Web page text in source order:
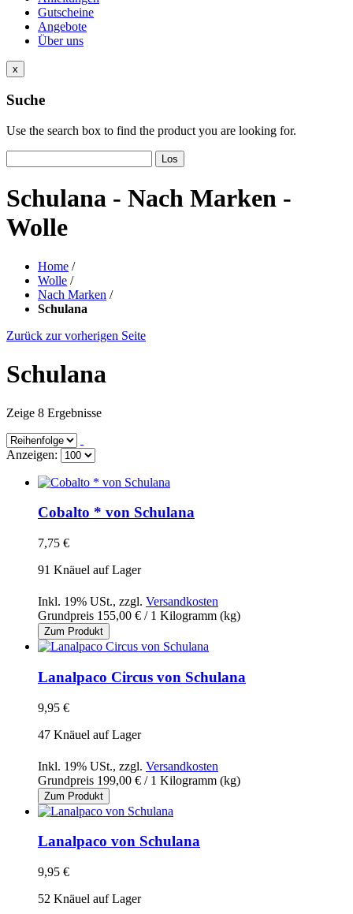
Gutscheine
Angebote
Über uns
x
Suche
Use the search box to find the product you are looking for.
Los
Schulana - Nach Marken -
Wolle
Home /
Wolle /
Nach Marken /
Schulana
Zurück zur vorherigen Seite
Schulana
Zeige 8 Ergebnisse
Anzeigen:
Cobalto * von Schulana
7,75 €
91 Knäuel auf Lager
Inkl. 19% USt., zzgl. Versandkosten
Grundpreis 155,00 € / 1 Kilogramm (kg)
Zum Produkt
Lanalpaco Circus von Schulana
9,95 €
47 Knäuel auf Lager
Inkl. 19% USt., zzgl. Versandkosten
Grundpreis 199,00 € / 1 Kilogramm (kg)
Zum Produkt
Lanalpaco von Schulana
9,95 €
52 Knäuel auf Lager